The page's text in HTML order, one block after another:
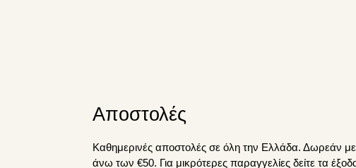
Αποστολές
Καθημερινές αποστολές σε όλη την Ελλάδα. Δωρεάν
άνω των €50. Για μικρότερες παραγγελίες δείτε τα